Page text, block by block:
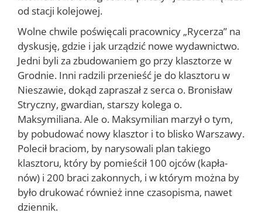
od stacji kolejowej.
Wolne chwile poświęcali pracownicy „Rycerza” na
dyskusję, gdzie i jak urządzić nowe wydawnictwo.
Jedni byli za zbudowaniem go przy klasztorze w
Grodnie. Inni radzili przenieść je do klasztoru w
Niesza­wie, dokąd zapraszał z serca o. Bronisław
Stryczny, gwardian, starszy kolega o.
Maksymiliana. Ale o. Maksymilian marzył o tym,
by pobu­dować nowy klasztor i to blisko Warszawy.
Polecił braciom, by nary­sowali plan takiego
klasztoru, który by pomieścił 100 ojców (kapła­
nów) i 200 braci zakonnych, i w którym można by
było drukować rów­nież inne czasopisma, nawet
dziennik.